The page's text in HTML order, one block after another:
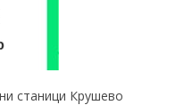
станици Крушево